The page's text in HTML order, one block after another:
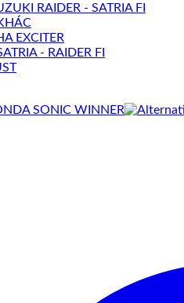
RAIDER - SATRIA FI
EXCITER
- RAIDER FI